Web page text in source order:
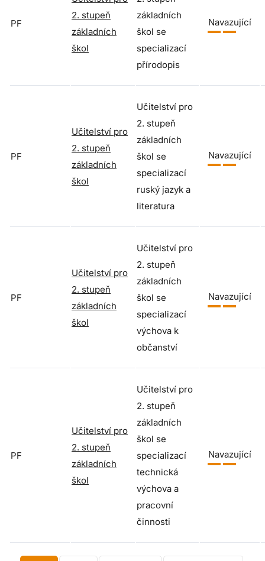
PF
2. stupeň
základních
škol
základních
škol se
specializací
přírodopis
Navazující
PF
Učitelství pro
2. stupeň
základních
škol
Učitelství pro
2. stupeň
základních
škol se
specializací
ruský jazyk a
literatura
Navazující
PF
Učitelství pro
2. stupeň
základních
škol
Učitelství pro
2. stupeň
základních
škol se
specializací
výchova k
občanství
Navazující
PF
Učitelství pro
2. stupeň
základních
škol
Učitelství pro
2. stupeň
základních
škol se
specializací
technická
výchova a
pracovní
činnosti
Navazující